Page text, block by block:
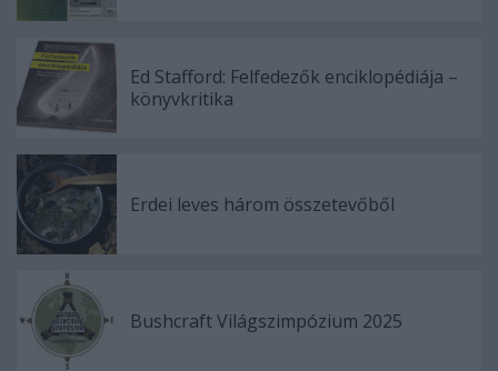
Ed Stafford: Felfedezők ​enciklopédiája –
könyvkritika
Erdei leves három összetevőből
Bushcraft Világszimpózium 2025